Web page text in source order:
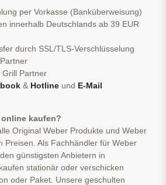
per Vorkasse (Banküberweisung)
innerhalb Deutschlands ab 39 EUR
durch SSL/TLS-Verschlüsselung
Partner
& Hotline und E-Mail
kaufen?
Original Weber Produkte und Weber
Preisen. Als Fachhändler für Weber
günstigsten Anbietern in
stationär oder verschicken
oder Paket. Unsere geschulten